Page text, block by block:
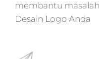
membantu masalah
Desain Logo Anda